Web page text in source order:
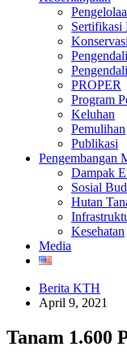
Sertifikasi
Konservasi
PROPER
Program
Keluhan
Pemulihan
Publikasi
Pengembangan
Dampak
Sosial
Hutan
Kesehatan
Media
Berita KTH
April 9, 2021
Tanam 1.600